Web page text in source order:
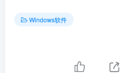
Windows软件